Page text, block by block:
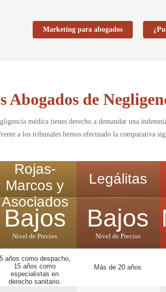
Marketing para abogados
Abogados de
médica tienes derecho a demandar una
a los tribunales hemos efectuado la comparativa
Rojas-
Marcos y
Asociados
Bajos
Nivel de Precios
5 años como despacho,
15 años como
especialistas en
derecho sanitario.
Legálitas
Bajos
Nivel de Precios
Más de 20 años